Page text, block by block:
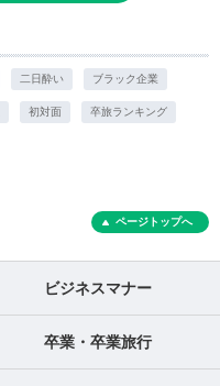
二日酔い ブラック企業
初対面 卒旅ランキング
ページトップへ
ビジネスマナー
卒業・卒業旅行